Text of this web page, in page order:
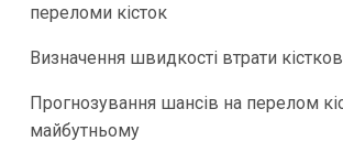
переломи кісток
Визначення швидкості втрати
Прогнозування шансів на перелом
майбутньому